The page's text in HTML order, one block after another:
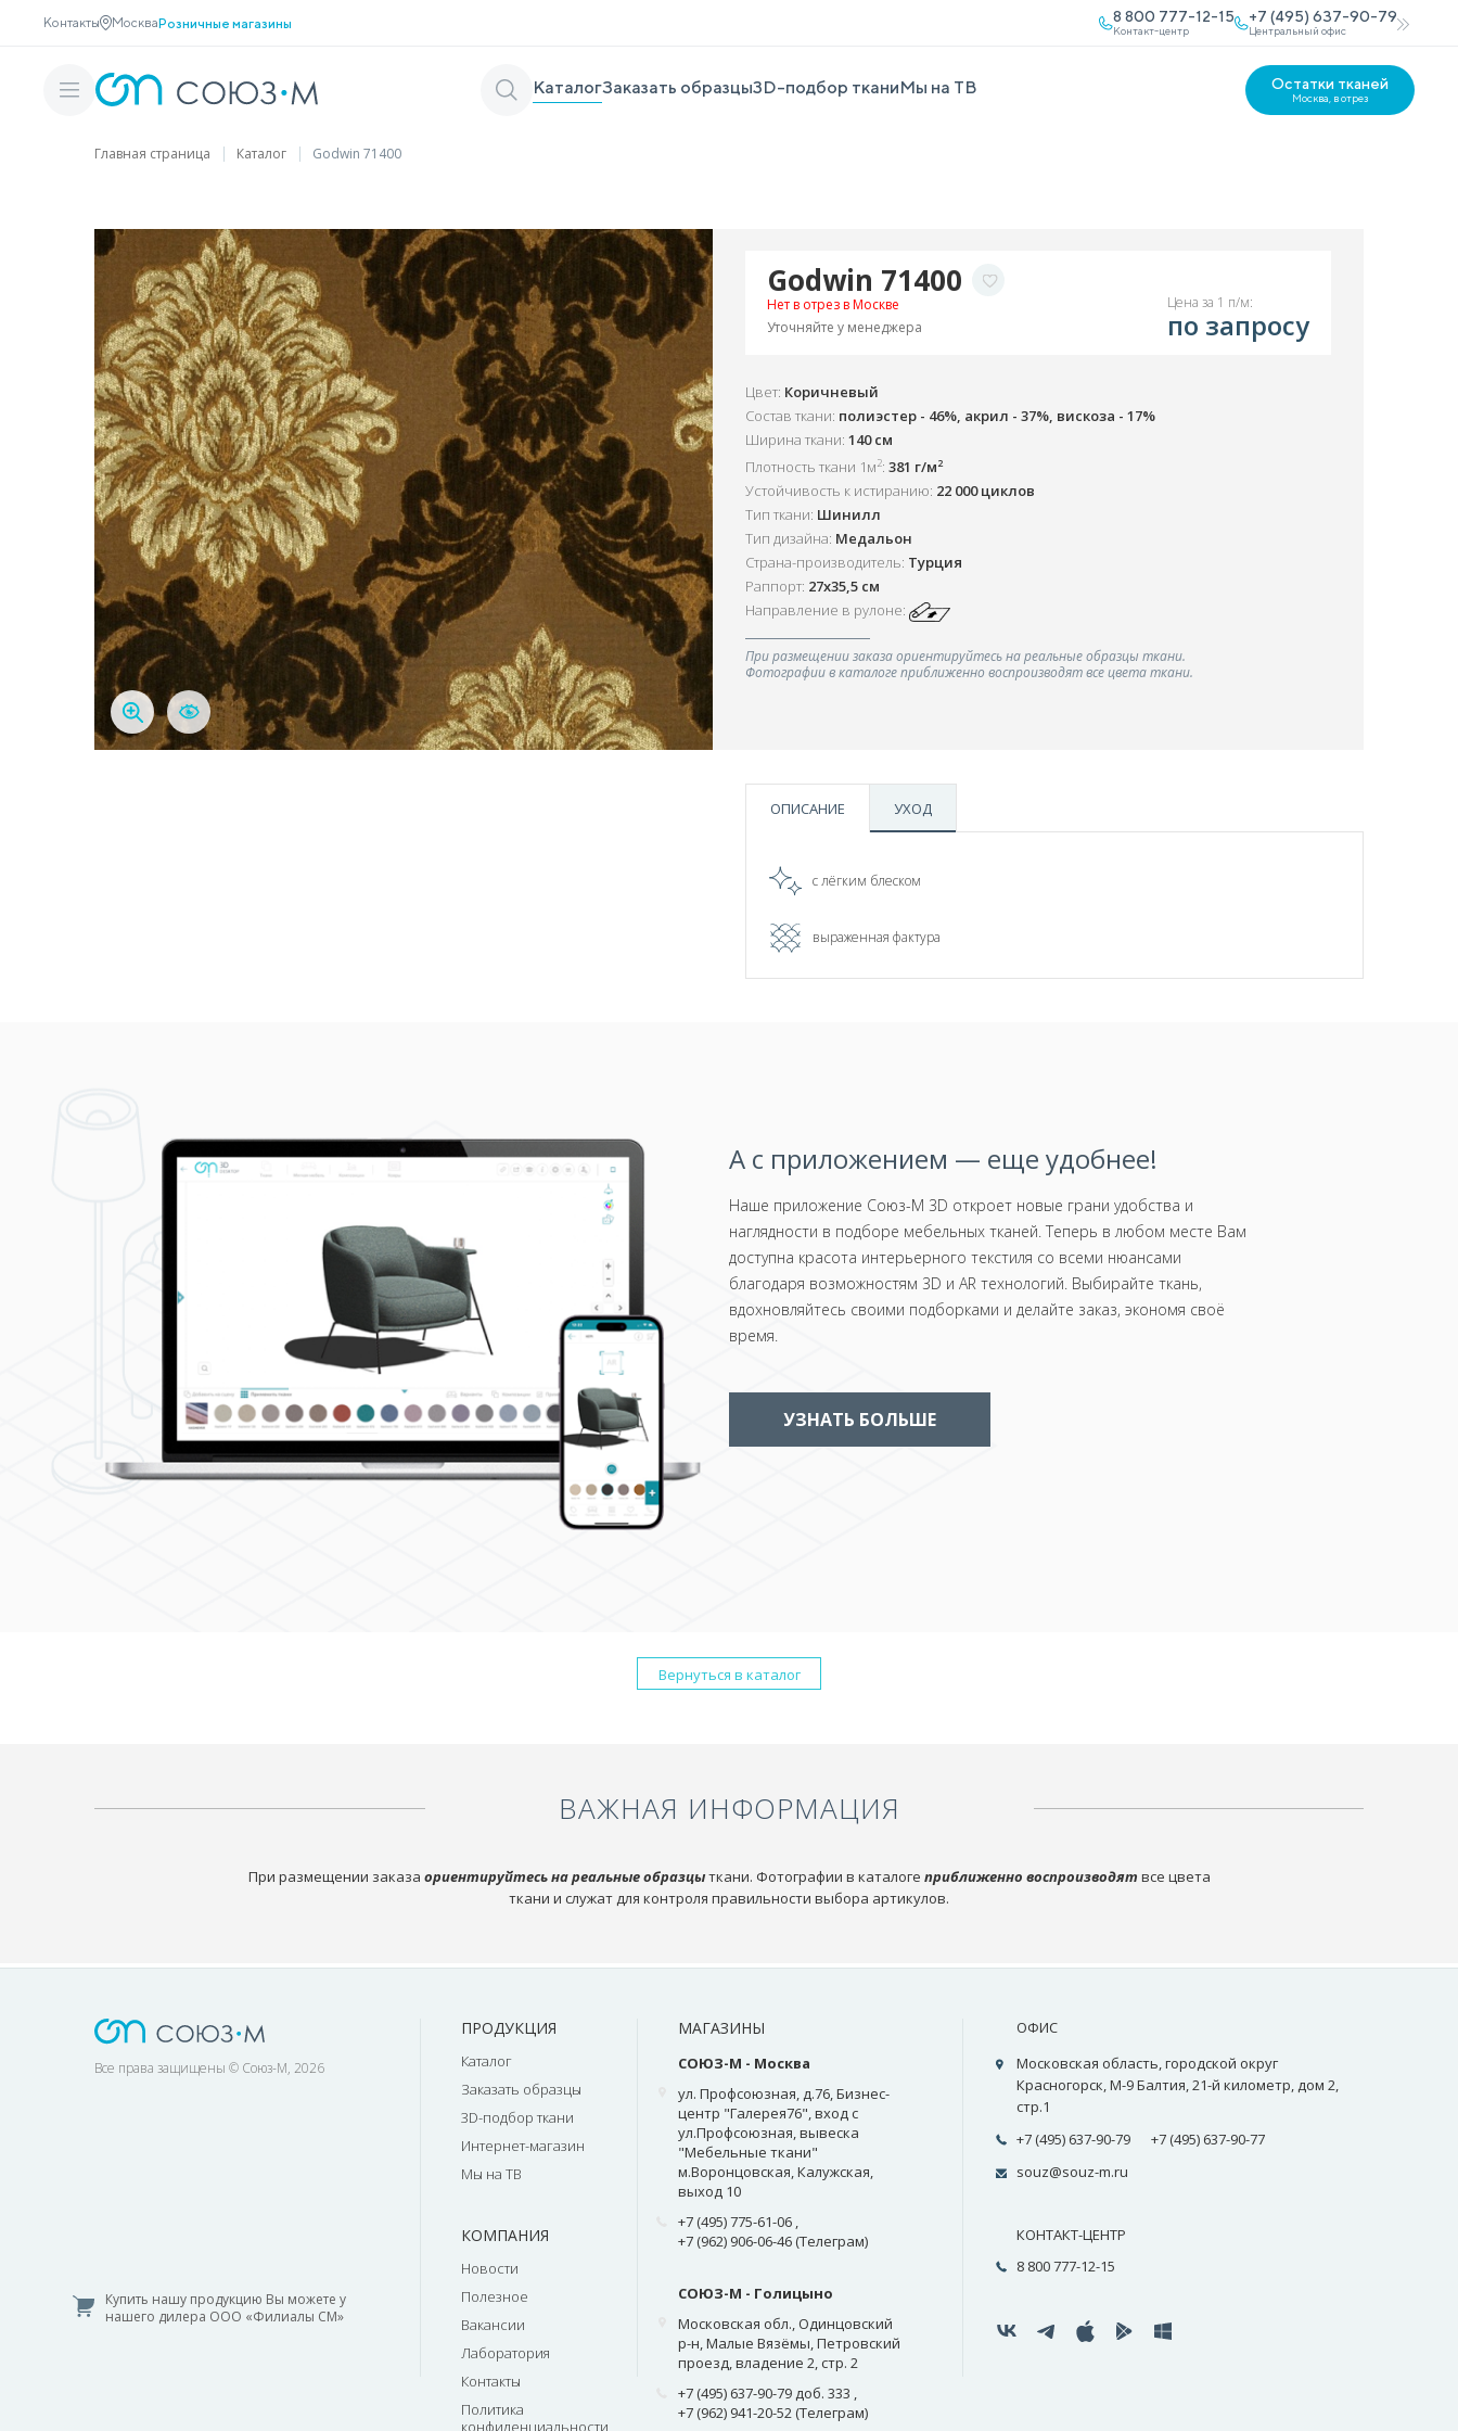
Контакты МоскваРозничные магазины 8 800 777-12-15
Контакт-центр
+7 (495) 637-90-79
Центральный офис
КаталогЗаказать образцы3D-подбор тканиМы на ТВ Остатки тканей
Москва, в отрез
Главная страница Каталог Godwin 71400
Godwin 71400
Нет в отрез в Москве
Уточняйте у менеджера
Цена за 1 п/м:
по запросу
Цвет: Коричневый
Состав ткани: полиэстер - 46%, акрил - 37%, вискоза - 17%
Ширина ткани: 140 см
Плотность ткани 1м2: 381 г/м2
Устойчивость к истиранию: 22 000 циклов
Тип ткани: Шинилл
Тип дизайна: Медальон
Страна-производитель: Турция
Раппорт: 27х35,5 см
Направление в рулоне:
При размещении заказа ориентируйтесь на реальные образцы ткани.
Фотографии в каталоге приближенно воспроизводят все цвета ткани.
ОПИСАНИЕ УХОД
с лёгким блеском
выраженная фактура
А с приложением — еще удобнее!
Наше приложение Союз-М 3D откроет новые грани удобства и
наглядности в подборе мебельных тканей. Теперь в любом месте Вам
доступна красота интерьерного текстиля со всеми нюансами
благодаря возможностям 3D и AR технологий. Выбирайте ткань,
вдохновляйтесь своими подборками и делайте заказ, экономя своё
время.
УЗНАТЬ БОЛЬШЕ
Вернуться в каталог
ВАЖНАЯ ИНФОРМАЦИЯ
При размещении заказа ориентируйтесь на реальные образцыткани. Фотографии в каталоге приближенно воспроизводят все цвета
ткани и служат для контроля правильности выбора артикулов.
Все права защищены © Союз-М, 2026
Купить нашу продукцию Вы можете у
нашего дилера ООО «Филиалы СМ»
ПРОДУКЦИЯ
Каталог
Заказать образцы
3D-подбор ткани
Интернет-магазин
Мы на ТВ
КОМПАНИЯ
Новости
Полезное
Вакансии
Лаборатория
Контакты
Политика
конфиденциальности
МАГАЗИНЫ
СОЮЗ-М - Москва
ул. Профсоюзная, д.76, Бизнес-
центр "Галерея76", вход с
ул.Профсоюзная, вывеска
"Мебельные ткани"
м.Воронцовская, Калужская,
выход 10
+7 (495) 775-61-06 ,
+7 (962) 906-06-46 (Телеграм)
СОЮЗ-М - Голицыно
Московская обл., Одинцовский
р-н, Малые Вязёмы, Петровский
проезд, владение 2, стр. 2
+7 (495) 637-90-79 доб. 333 ,
+7 (962) 941-20-52 (Телеграм)
ОФИС
Московская область, городской округ
Красногорск, М-9 Балтия, 21-й километр, дом 2,
стр.1
+7 (495) 637-90-79
+7 (495) 637-90-77
souz@souz-m.ru
КОНТАКТ-ЦЕНТР
8 800 777-12-15